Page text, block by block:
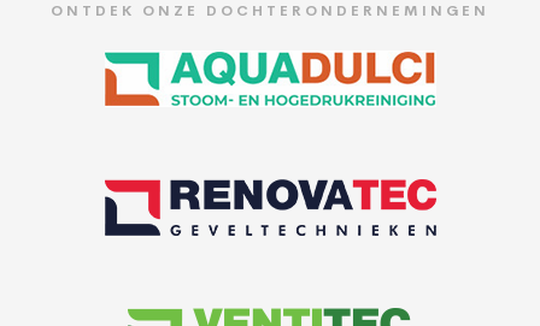
ONTDEK ONZE DOCHTERONDERNEMINGEN